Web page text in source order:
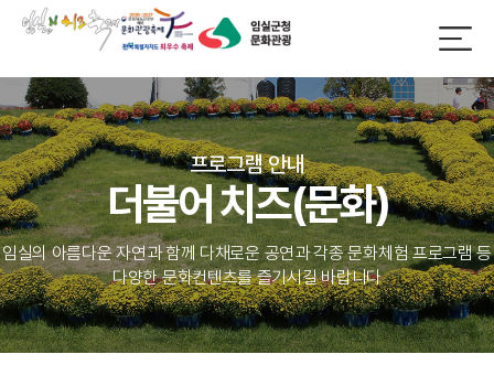
프로그램 안내
더불어 치즈(문화)
임실의 아름다운 자연과 함께 다채로운 공연과 각종 문화체험 프로그램 등
다양한 문화컨텐츠를 즐기시길 바랍니다